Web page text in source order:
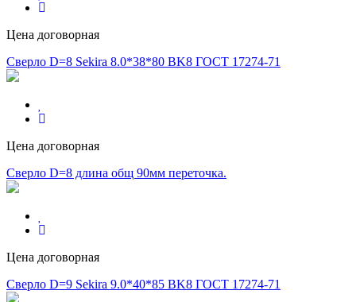
Цена договорная
Сверло D=8 Sekira 8.0*38*80 BK8 ГОСТ 17274-71
Цена договорная
Сверло D=8 длина общ 90мм переточка.
Цена договорная
Сверло D=9 Sekira 9.0*40*85 BK8 ГОСТ 17274-71